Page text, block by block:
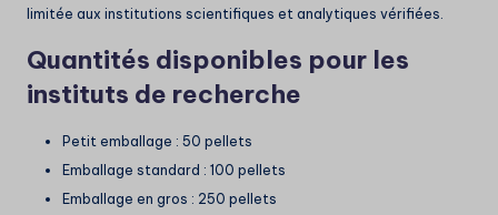
limitée aux institutions scientifiques et analytiques vérifiées.
Quantités disponibles pour les
instituts de recherche
Petit emballage : 50 pellets
Emballage standard : 100 pellets
Emballage en gros : 250 pellets